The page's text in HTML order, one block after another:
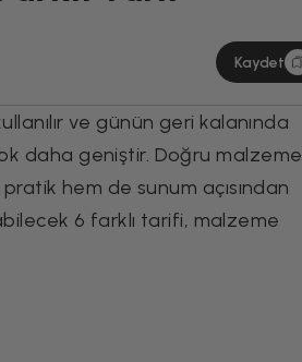
Kaydet
ve günün geri kalanında
daha geniştir. Doğru malzeme
hem de sunum açısından
6 farklı tarifi, malzeme